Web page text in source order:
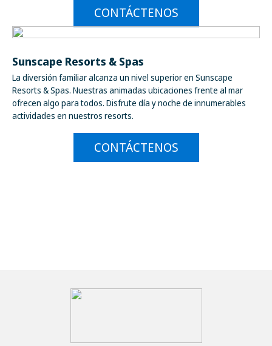
CONTÁCTENOS
Sunscape Resorts & Spas
La diversión familiar alcanza un nivel superior en Sunscape
Resorts & Spas. Nuestras animadas ubicaciones frente al mar
ofrecen algo para todos. Disfrute día y noche de innumerables
actividades en nuestros resorts.
CONTÁCTENOS